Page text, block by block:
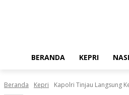
BERANDA KEPRI
Beranda Kepri Kapolri Tinjau Langsung